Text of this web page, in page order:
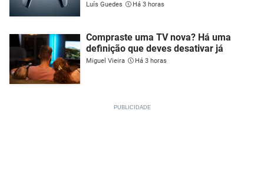
Luís Guedes Há 3 horas
Compraste uma TV nova? Há uma
definição que deves desativar já
Miguel Vieira Há 3 horas